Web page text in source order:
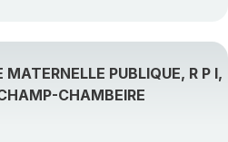
MATERNELLE PUBLIQUE, R P I,
CHAMBEIRE